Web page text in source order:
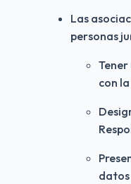
Las
personas
con
datos